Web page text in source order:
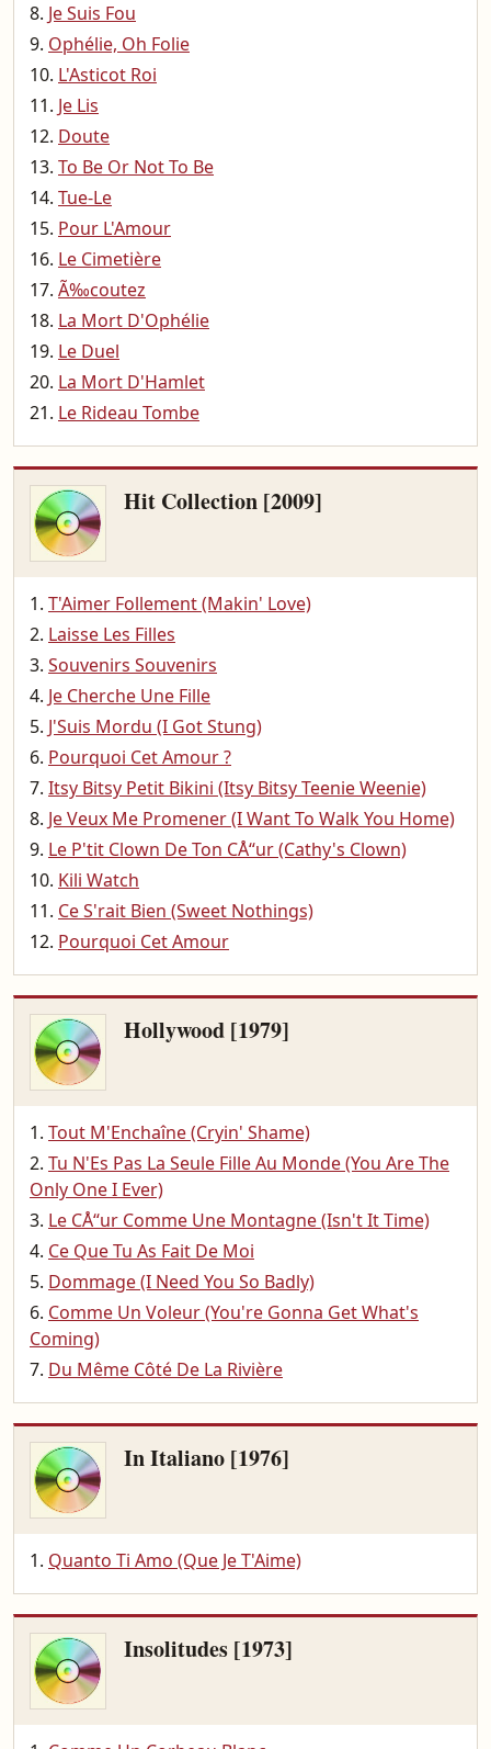
Je Suis Fou
Ophélie, Oh Folie
L'Asticot Roi
Je Lis
Doute
To Be Or Not To Be
Tue-Le
Pour L'Amour
Le Cimetière
Ã‰coutez
La Mort D'Ophélie
Le Duel
La Mort D'Hamlet
Le Rideau Tombe
Hit Collection [2009]
T'Aimer Follement (Makin' Love)
Laisse Les Filles
Souvenirs Souvenirs
Je Cherche Une Fille
J'Suis Mordu (I Got Stung)
Pourquoi Cet Amour ?
Itsy Bitsy Petit Bikini (Itsy Bitsy Teenie Weenie)
Je Veux Me Promener (I Want To Walk You Home)
Le P'tit Clown De Ton CÅ“ur (Cathy's Clown)
Kili Watch
Ce S'rait Bien (Sweet Nothings)
Pourquoi Cet Amour
Hollywood [1979]
Tout M'Enchaîne (Cryin' Shame)
Tu N'Es Pas La Seule Fille Au Monde (You Are The
Only One I Ever)
Le CÅ“ur Comme Une Montagne (Isn't It Time)
Ce Que Tu As Fait De Moi
Dommage (I Need You So Badly)
Comme Un Voleur (You're Gonna Get What's
Coming)
Du Même Côté De La Rivière
In Italiano [1976]
Quanto Ti Amo (Que Je T'Aime)
Insolitudes [1973]